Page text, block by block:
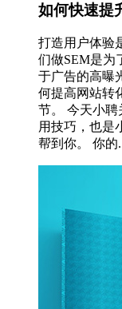
如何快速提
打造用户体验
们做SEM是为
于广告的高曝
何提高网站转
节。 今天小
用技巧，也是
帮到你。 你的